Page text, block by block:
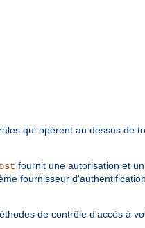
qui opèrent au dessus de
fournit une autorisation et
fournisseur
de contrôle d'accès à